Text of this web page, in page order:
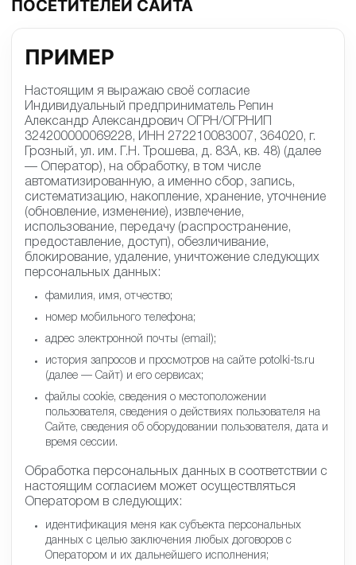
ПРИМЕР
Настоящим я выражаю своё согласие
Индивидуальный предприниматель Репин
Александр Александрович ОГРН/ОГРНИП
324200000069228, ИНН 272210083007, 364020, г.
Грозный, ул. им. Г.Н. Трошева, д. 83А, кв. 48) (далее
— Оператор), на обработку, в том числе
автоматизированную, а именно сбор, запись,
систематизацию, накопление, хранение, уточнение
(обновление, изменение), извлечение,
использование, передачу (распространение,
предоставление, доступ), обезличивание,
блокирование, удаление, уничтожение следующих
персональных данных:
фамилия, имя, отчество;
номер мобильного телефона;
история запросов и просмотров на сайте potolki-ts.ru
(далее — Сайт) и его сервисах;
файлы cookie, сведения о местоположении
пользователя, сведения о действиях пользователя на
Сайте, сведения об оборудовании пользователя, дата
Обработка персональных данных в соответствии с
настоящим согласием может осуществляться
Оператором в следующих:
идентификация меня как субъекта персональных
данных с целью заключения любых договоров с